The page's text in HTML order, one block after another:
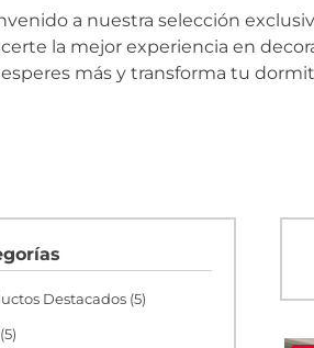
a nuestra selección
la mejor experiencia en
esperes más y transforma tu
por categorías TODAS
Destacados (5)
(5)